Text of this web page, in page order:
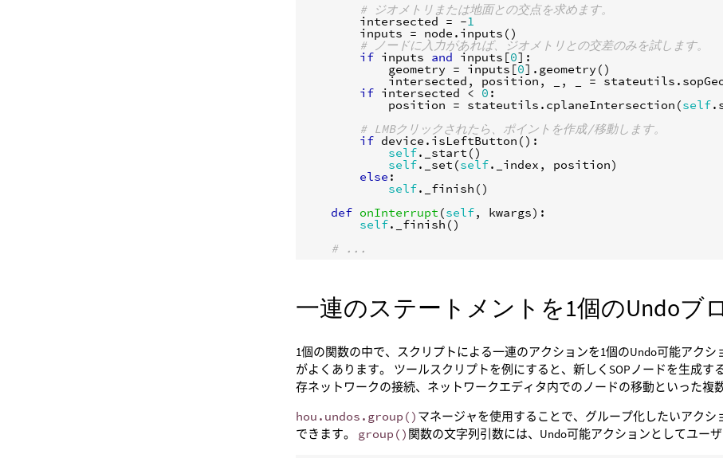
# ジオメトリまたは地面との交点を求めます。
intersected = -1
inputs = node . inputs ()
# ノードに入力があれば、ジオメトリとの交差のみを試します。
if inputs and inputs [0]:
geometry = inputs [0] . geometry ()
intersected , position, , = stateutils .
if intersected < 0 :
position = stateutils . cplaneIntersection (self.
# LMBクリックされたら、ポイントを作成/移動します。
if device . isLeftButton ():
self. _start ()
self. _set (self. _index , position)
else :
self. _finish ()
def onInterrupt (self, kwargs):
self. _finish ()
# ...
一連のステートメントを1個のUndoブ
1個の関数の中で、スクリプトによる一連のアクションを1個のUndo可能アク
がよくあります。 ツールスクリプトを例にすると、新しくSOPノードを生成
存ネットワークの接続、ネットワークエディタ内でのノードの移動といった複
hou.undos.group() マネージャを使用することで、グループ化したいアク
できます。 group() 関数の文字列引数には、Undo可能アクションとしてユー